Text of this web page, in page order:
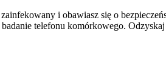
i obawiasz się o
telefonu komórkowego.